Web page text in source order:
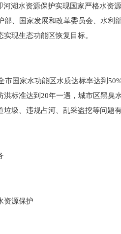
河湖水资源保护实现国家严格水资
部、国家发展和改革委员会、水
现生态功能区恢复目标。
国家水功能区水质达标率达到50%
洪标准达到20年一遇，城市区黑臭
垃圾、违规占河、乱采盗挖等问题
源保护